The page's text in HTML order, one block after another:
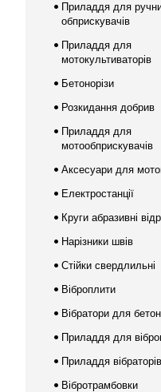
Приладдя для
обприскувачів
Приладдя для
мотокультиваторів
Бетонорізи
Розкидання добрив
Приладдя для
мотообприскувачів
Аксесуари для
Електростанції
Круги абразивні
Нарізники швів
Стійки свердлильні
Віброплити
Вібратори для
Приладдя для
Приладдя
Вібротрамбовки